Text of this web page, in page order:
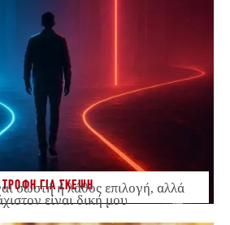
ΤΡΟΦΗ ΓΙΑ ΣΚΕΨΗ
σωστή ή λάθος επιλογή, αλλά
είναι δική μου